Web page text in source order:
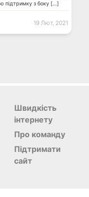
підтримку з боку […]
19 Лют, 2021
Швидкість
інтернету
Про команду
Підтримати
сайт